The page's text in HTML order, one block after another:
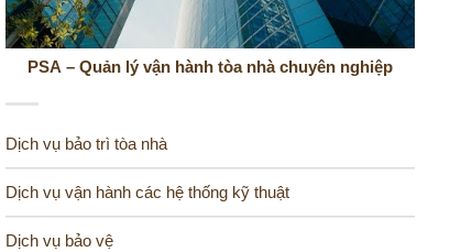
PSA – Quản lý vận hành tòa nhà chuyên nghiệp
Dịch vụ bảo trì tòa nhà
Dịch vụ vận hành các hệ thống kỹ thuật
Dịch vụ bảo vệ